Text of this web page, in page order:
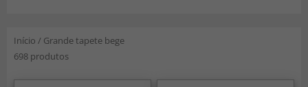
Início / Grande tapete bege
698 produtos